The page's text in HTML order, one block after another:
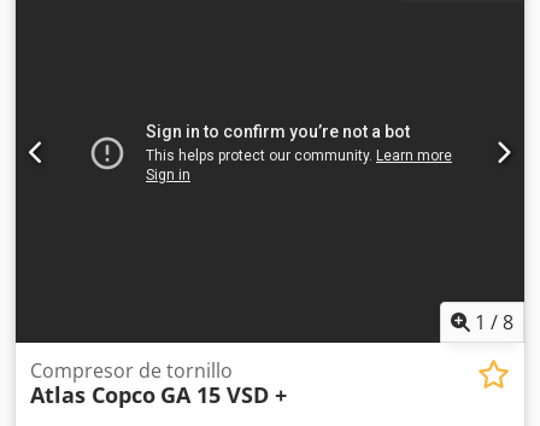
1 /8
Compresor de tornillo
Atlas Copco GA 15 VSD +